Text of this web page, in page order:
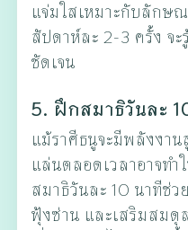
แจ่มใสเหมาะกับลักษณ
สัปดาห์ละ 2-3 ครั้ง จ
ชัดเจน
5. ฝึกสมาธิวันละ
แม้ราศีธนูจะมีพลังงา
แล่นตลอดเวลาอาจทำ
สมาธิวันละ 10 นาทีช่ว
ฟุ้งซ่าน และเสริมสมดุ